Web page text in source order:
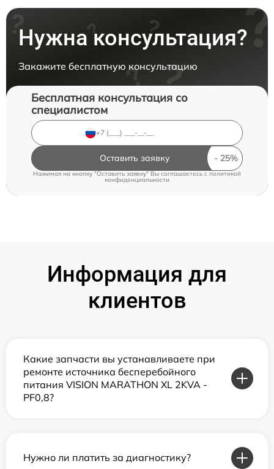
Нужна консультация?
Закажите бесплатную консультацию
Бесплатная консультация со
специалистом
Оставить заявку
Нажимая на кнопку "Оставить заявку" Вы соглашаетесь cполитикой
конфиденциальности
Информация для
клиентов
Какие запчасти вы устанавливаете при
ремонте источника бесперебойного
питания VISION MARATHON XL 2KVA -
PF0,8?
Нужно ли платить за диагностику?